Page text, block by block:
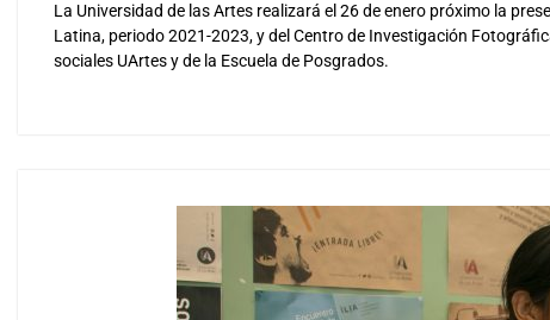
La Universidad de las Artes realizará el 26 de enero próximo la
Latina, periodo 2021-2023, y del Centro de Investigación
sociales UArtes y de la Escuela de Posgrados.